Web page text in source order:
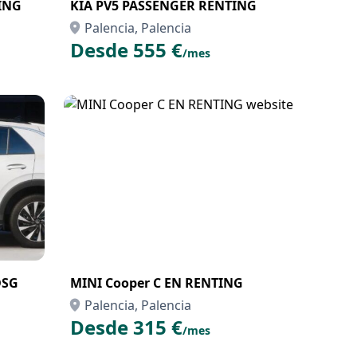
KIA PV5 PASSENGER RENTING
Palencia, Palencia
Desde 555 €/mes
MINI Cooper C EN RENTING
Palencia, Palencia
Desde 315 €/mes